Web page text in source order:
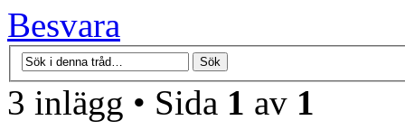
Besvara
3 inlägg • Sida 1 av 1